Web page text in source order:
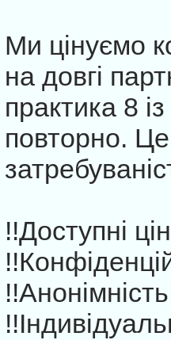
Ми цінуємо
на довгі
практика 8
повторно. Це
!!Доступні